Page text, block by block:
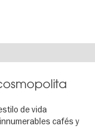
de vida
cafés y